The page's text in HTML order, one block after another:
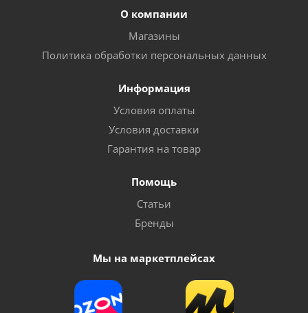
О компании
Магазины
Политика обработки персональных данных
Информация
Условия оплаты
Условия доставки
Гарантия на товар
Помощь
Статьи
Бренды
Мы на маркетплейсах